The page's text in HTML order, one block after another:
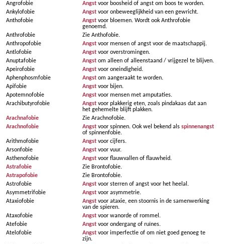
Angrofobie
Angst voor boosheid of angst om boos te worden.
Ankylofobie
Angst voor onbeweeglijkheid van een gewricht.
Anthofobie
Angst voor bloemen. Wordt ook Anthrofobie
genoemd.
Anthrofobie
Zie Anthofobie.
Anthropofobie
Angst voor mensen of angst voor de maatschappij.
Antlofobie
Angst voor overstromingen.
Anuptafobie
Angst om alleen of alleenstaand / vrijgezel te blijven.
Apeirofobie
Angst voor oneindigheid.
Aphenphosmfobie
Angst om aangeraakt te worden.
Apifobie
Angst voor bijen.
Apotemnofobie
Angst voor mensen met amputaties.
Arachibutyrofobie
Angst voor plakkerig eten, zoals pindakaas dat aan
het gehemelte blijft plakken.
Arachnafobie
Zie Arachnofobie.
Arachnofobie
Angst voor spinnen. Ook wel bekend als spinnenangst
of spinnenfobie.
Arithmofobie
Angst voor cijfers.
Arsonfobie
Angst voor vuur.
Asthenofobie
Angst voor flauwvallen of flauwheid.
Astrafobie
Zie Brontofobie.
Astrapofobie
Zie Brontofobie.
Astrofobie
Angst voor sterren of angst voor het heelal.
Asymmetrifobie
Angst voor asymmetrie.
Ataxiofobie
Angst voor ataxie, een stoornis in de samenwerking
van de spieren.
Ataxofobie
Angst voor wanorde of rommel.
Atefobie
Angst voor ondergang of ruïnes.
Atelofobie
Angst voor imperfectie of om niet goed genoeg te
zijn.